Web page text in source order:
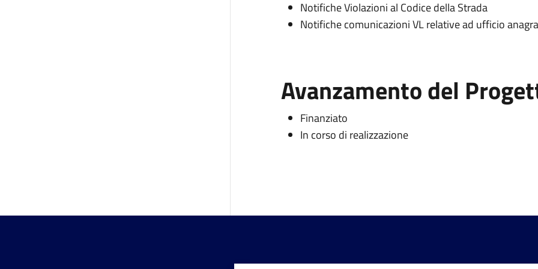
Notifiche Violazioni al Codice della Strada
Notifiche comunicazioni VL relative ad ufficio
Avanzamento del
Finanziato
In corso di realizzazione